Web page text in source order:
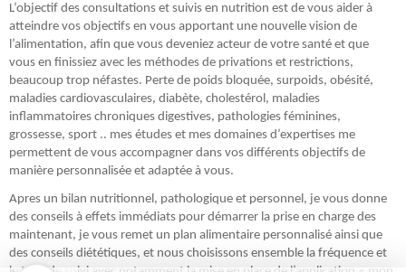
L’objectif des consultations et suivis en nutrition est de vous aider à
atteindre vos objectifs en vous apportant une nouvelle vision de
l’alimentation, afin que vous deveniez acteur de votre santé et que
vous en finissiez avec les méthodes de privations et restrictions,
beaucoup trop néfastes. Perte de poids bloquée, surpoids, obésité,
maladies cardiovasculaires, diabète, cholestérol, maladies
inflammatoires chroniques digestives, pathologies féminines,
grossesse, sport .. mes études et mes domaines d’expertises me
permettent de vous accompagner dans vos différents objectifs de
manière personnalisée et adaptée à vous.
Apres un bilan nutritionnel, pathologique et personnel, je vous donne
des conseils à effets immédiats pour démarrer la prise en charge des
maintenant, je vous remet un plan alimentaire personnalisé ainsi que
des conseils diététiques, et nous choisissons ensemble la fréquence et